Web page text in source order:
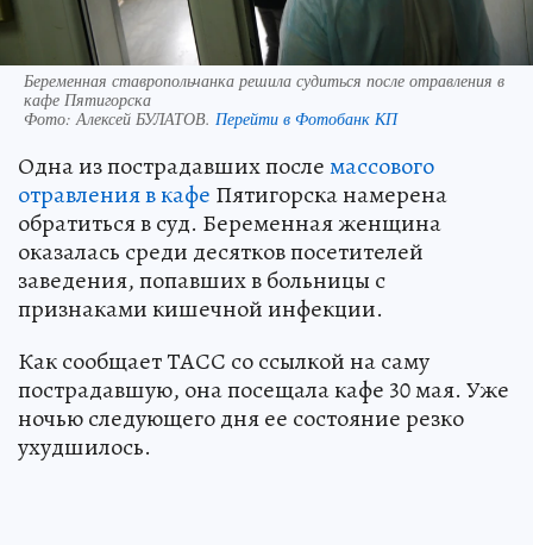
Беременная ставропольчанка решила судиться после отравления в
кафе Пятигорска
Фото:Алексей БУЛАТОВ. Перейти в Фотобанк КП
Одна из пострадавших послемассового
отравления в кафе Пятигорска намерена
обратиться в суд. Беременная женщина
оказалась среди десятков посетителей
заведения, попавших в больницы с
признаками кишечной инфекции.
Как сообщает ТАСС со ссылкой на саму
пострадавшую, она посещала кафе 30 мая. Уже
ночью следующего дня ее состояние резко
ухудшилось.